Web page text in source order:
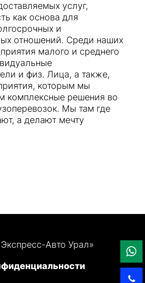
услуг,
как основа для
и
отношений. Среди наших
малого и среднего
и физ. Лица, а также,
которым мы
комплексные решения во
Мы там где
а делают мечту
Авто Урал»